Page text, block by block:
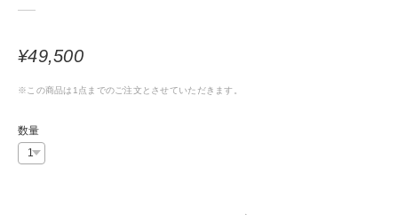
¥49,500
※この商品は1点までのご注文とさせていただきます。
数量